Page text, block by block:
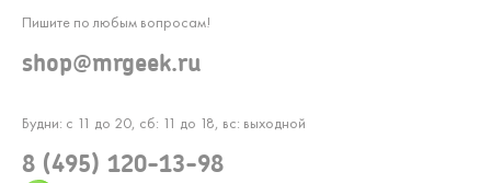
Будни: с 11 до 20, сб: 11 до 18, вс: выходной
8 (495) 120-13-98
Пишите по любым вопросам!
shop@mrgeek.ru